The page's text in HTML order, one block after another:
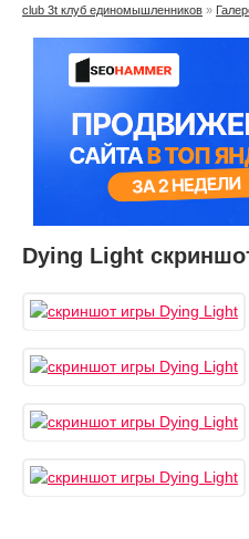
club 3t клуб единомышленников »
Dying Light